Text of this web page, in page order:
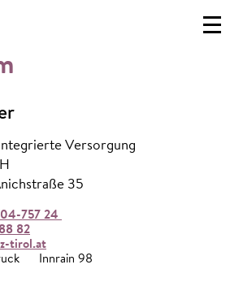
Versorgung
35
757 24
82
tirol.at
Innrain 98